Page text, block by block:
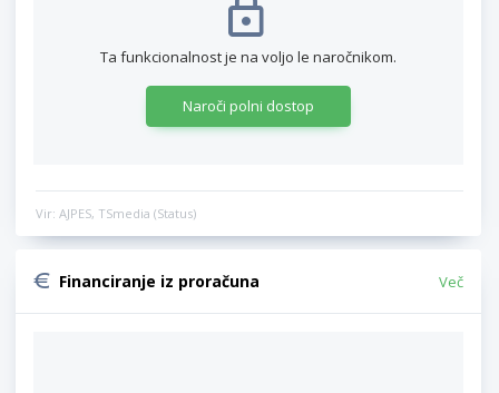
Ta funkcionalnost je na voljo le naročnikom.
Naroči polni dostop
Vir: AJPES, TSmedia (Status)
Financiranje iz proračuna Več